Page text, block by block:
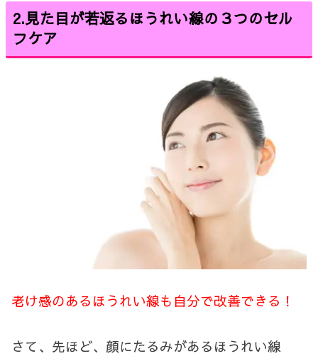
2.見た目が若返るほうれい線の３つのセル
フケア
老け感のあるほうれい線も自分で改善できる！
さて、先ほど、顔にたるみがあるほうれい線